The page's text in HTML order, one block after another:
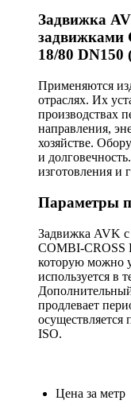
Задвижка
задвижками
18/80 DN150
Применяются
отраслях. Их
производствах
направления,
хозяйстве.
и
изготовления и
Параметры
Задвижка AVK
COMBI-CROSS
которую можно
используется в
продлевает
ISO.
Цена за метр